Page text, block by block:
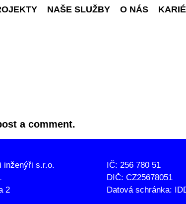
NAŠE SLUŽBY O NÁS
a comment.
inženýři s.r.o.
2
IČ: 256 780 51
DIČ: CZ25678051
Datová schránka: